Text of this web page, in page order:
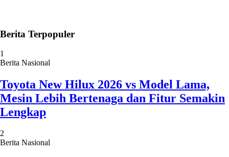
Berita Terpopuler
1
Berita Nasional
Toyota New Hilux 2026 vs Model Lama,
Mesin Lebih Bertenaga dan Fitur Semakin
Lengkap
2
Berita Nasional